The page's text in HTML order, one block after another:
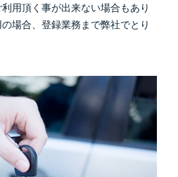
用頂く事が出来ない場合もあり
場合、登録業務まで弊社でとり